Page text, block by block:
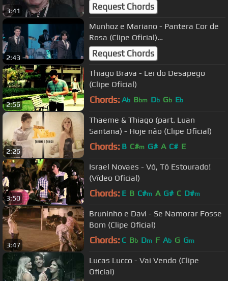
3:41 Request Chords
2:43
Munhoz e Mariano - Pantera Cor de
Rosa (Clipe Oficial)
#PRADAROQUEFALAR
Request Chords
2:56
Thiago Brava - Lei do Desapego
(Clipe Oficial)
Chords: Ab Bbm Db Gb Eb
2:26
Thaeme & Thiago (part. Luan
Santana) - Hoje não (Clipe Oficial)
Chords: B C#m G# A C# E
3:50
Israel Novaes - Vó, Tô Estourado!
(Vídeo Oficial)
Chords: E B C#m A G# C D#m
3:47
Bruninho e Davi - Se Namorar Fosse
Bom (Clipe Oficial)
Chords: C Bb Dm F Ab G Gm
Lucas Lucco - Vai Vendo (Clipe
Oficial)